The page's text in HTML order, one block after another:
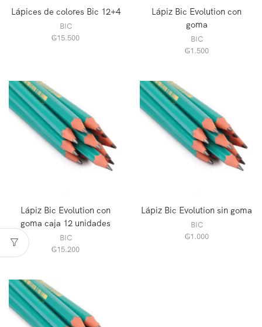
Lápices de colores Bic 12+4
BIC
₲15.500
Lápiz Bic Evolution con
goma
BIC
₲1.500
Lápiz Bic Evolution con
goma caja 12 unidades
BIC
₲15.200
Lápiz Bic Evolution sin goma
BIC
₲1.000